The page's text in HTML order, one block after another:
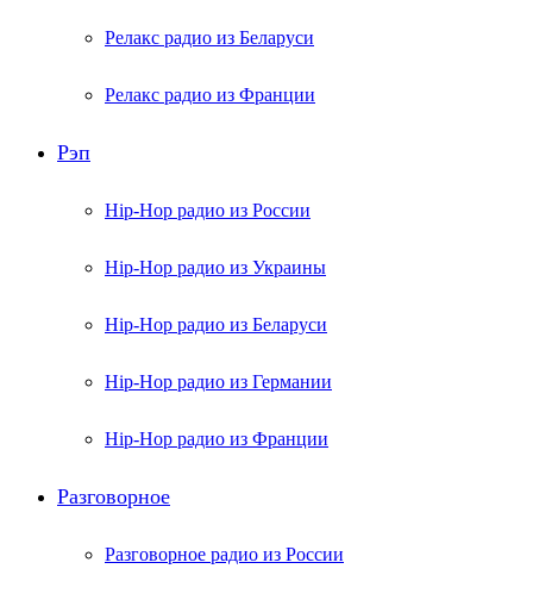
Релакс радио из Беларуси
Релакс радио из Франции
Рэп
Hip-Hop радио из России
Hip-Hop радио из Украины
Hip-Hop радио из Беларуси
Hip-Hop радио из Германии
Hip-Hop радио из Франции
Разговорное
Разговорное радио из России